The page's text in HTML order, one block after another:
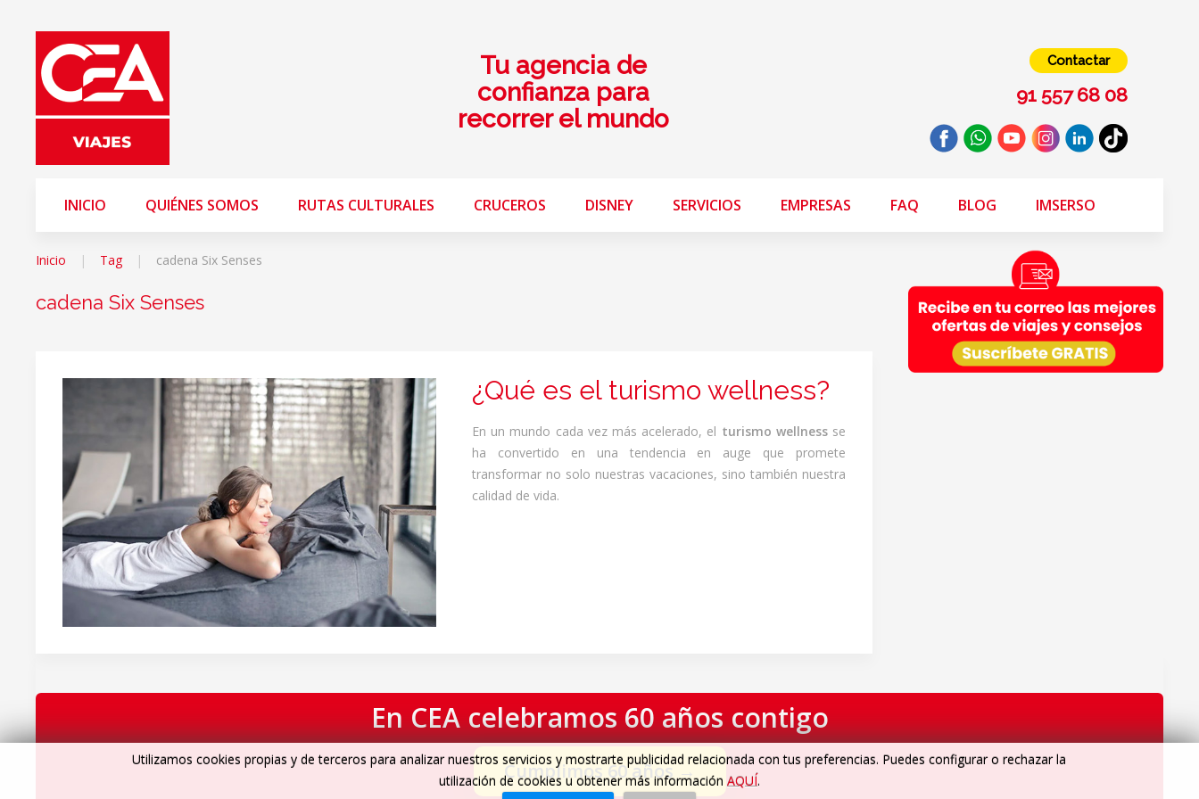
Tu agencia de
confianza para
recorrer el mundo
Contactar
91 557 68 08
INICIO QUIÉNES SOMOS RUTAS CULTURALES CRUCEROS DISNEY SERVICIOS EMPRESAS FAQ BLOG IMSERSO
Inicio Tag cadena Six Senses
cadena Six Senses
¿Qué es el turismo wellness?
En un mundo cada vez más acelerado, el turismo wellnessse
ha convertido en una tendencia en auge que promete
transformar no solo nuestras vacaciones, sino también nuestra
calidad de vida.
En CEA celebramos 60 años contigo
Cumplimos 60 años→
Utilizamos cookies propias y de terceros para analizar nuestros servicios y mostrarte publicidad relacionada con tus preferencias. Puedes configurar o rechazar la
utilización de cookies u obtener más información AQUÍ.